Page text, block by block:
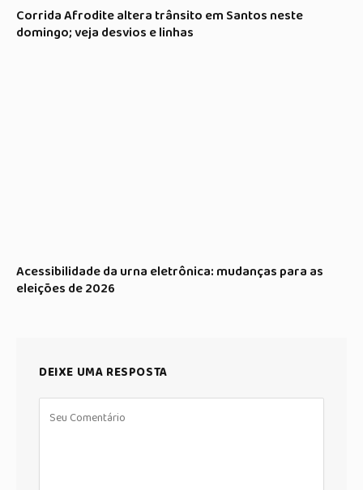
Corrida Afrodite altera trânsito em Santos neste
domingo; veja desvios e linhas
Acessibilidade da urna eletrônica: mudanças para as
eleições de 2026
DEIXE UMA RESPOSTA